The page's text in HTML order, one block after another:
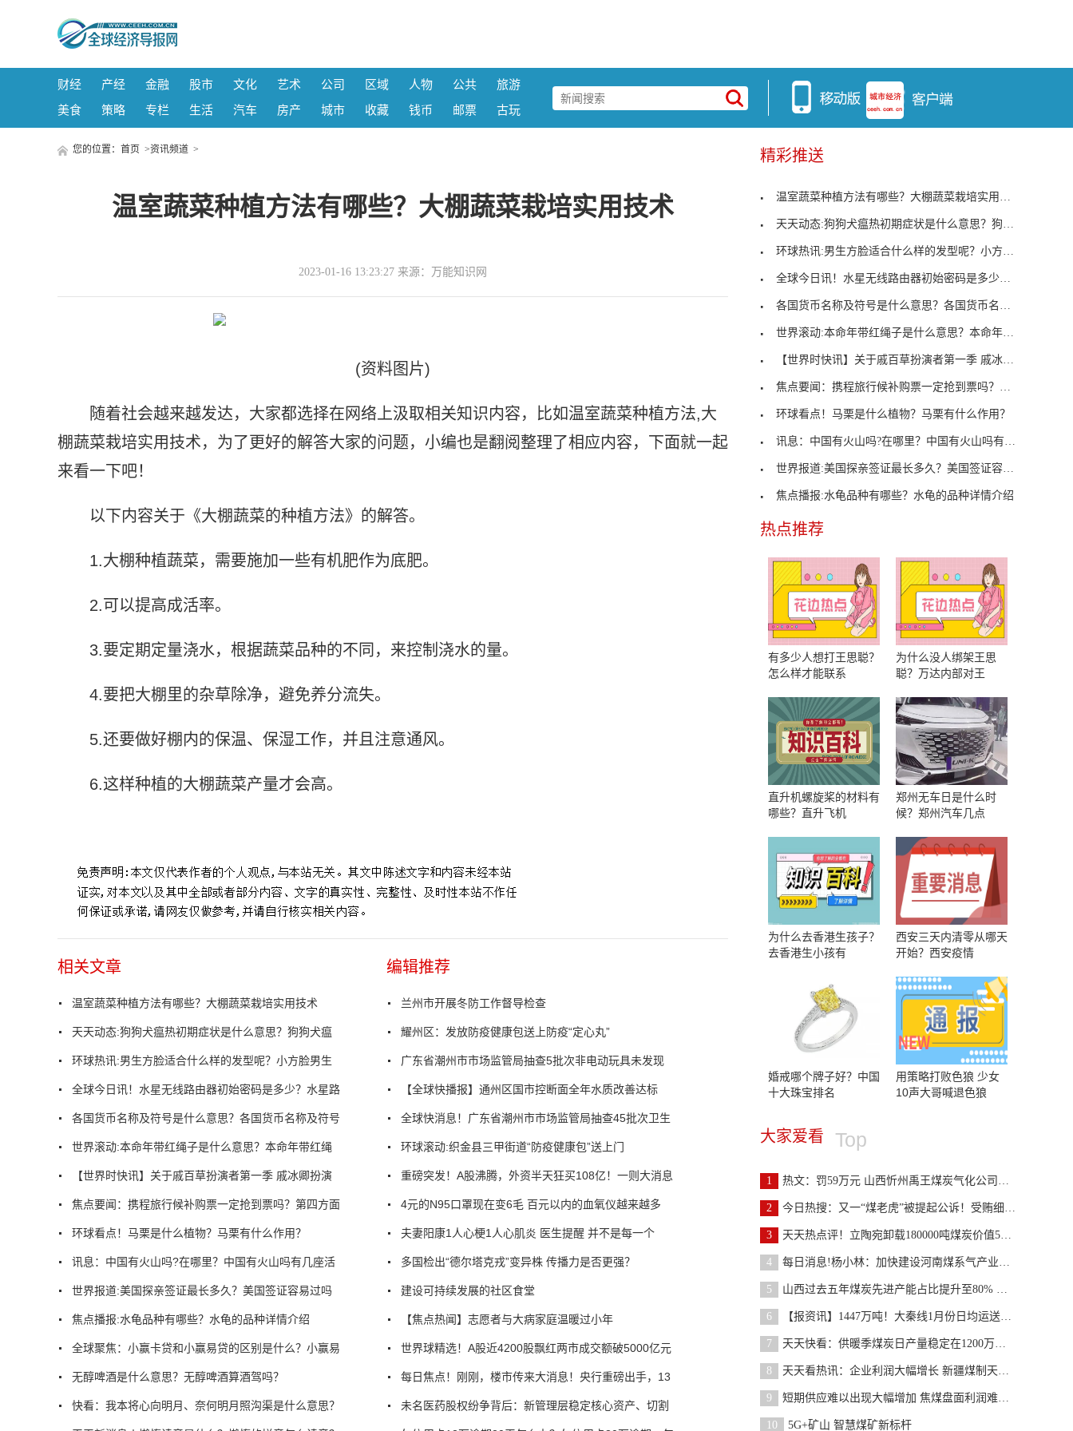
财经 产经 金融 股市 文化 艺术 公司 区域 人物 公共
旅游
美食
策略 专栏 生活 汽车 房产 城市 收藏 钱币 邮票 古玩
您的位置： 首页 >资讯频道 >
温室蔬菜种植方法有哪些？大棚蔬菜栽培实用技术
2023-01-16 13:23:27 来源：万能知识网
(资料图片)
随着社会越来越发达，大家都选择在网络上汲取相关知识内容，比如温室蔬菜种植方法,大
棚蔬菜栽培实用技术，为了更好的解答大家的问题，小编也是翻阅整理了相应内容，下面就一起
来看一下吧！
以下内容关于《大棚蔬菜的种植方法》的解答。
1.大棚种植蔬菜，需要施加一些有机肥作为底肥。
2.可以提高成活率。
3.要定期定量浇水，根据蔬菜品种的不同，来控制浇水的量。
4.要把大棚里的杂草除净，避免养分流失。
5.还要做好棚内的保温、保湿工作，并且注意通风。
6.这样种植的大棚蔬菜产量才会高。
相关文章
温室蔬菜种植方法有哪些？大棚蔬菜栽培实用技术
天天动态:狗狗犬瘟热初期症状是什么意思？狗狗犬瘟
环球热讯:男生方脸适合什么样的发型呢？小方脸男生
全球今日讯！水星无线路由器初始密码是多少？水星路
各国货币名称及符号是什么意思？各国货币名称及符号
世界滚动:本命年带红绳子是什么意思？本命年带红绳
【世界时快讯】关于戚百草扮演者第一季 戚冰卿扮演
焦点要闻：携程旅行候补购票一定抢到票吗？第四方面
环球看点！马栗是什么植物？马栗有什么作用？
讯息：中国有火山吗?在哪里？中国有火山吗有几座活
世界报道:美国探亲签证最长多久？美国签证容易过吗
焦点播报:水龟品种有哪些？水龟的品种详情介绍
全球聚焦：小赢卡贷和小赢易贷的区别是什么？小赢易
无醇啤酒是什么意思？无醇啤酒算酒驾吗？
快看：我本将心向明月、奈何明月照沟渠是什么意思？
编辑推荐
兰州市开展冬防工作督导检查
耀州区：发放防疫健康包送上防疫“定心丸”
广东省潮州市市场监管局抽查5批次非电动玩具未发现
【全球快播报】通州区国市控断面全年水质改善达标
全球快消息！广东省潮州市市场监管局抽查45批次卫生
环球滚动:织金县三甲街道“防疫健康包”送上门
重磅突发！A股沸腾，外资半天狂买108亿！一则大消息
4元的N95口罩现在变6毛 百元以内的血氧仪越来越多
夫妻阳康1人心梗1人心肌炎 医生提醒 并不是每一个
多国检出“德尔塔克戎”变异株 传播力是否更强？
建设可持续发展的社区食堂
【焦点热闻】志愿者与大病家庭温暖过小年
世界球精选！A股近4200股飘红两市成交额破5000亿元
每日焦点！刚刚，楼市传来大消息！央行重磅出手，13
未名医药股权纷争背后：新管理层稳定核心资产、切割
精彩推送
温室蔬菜种植方法有哪些？大棚蔬菜栽培实用技术
天天动态:狗狗犬瘟热初期症状是什么意思？狗狗犬瘟
环球热讯:男生方脸适合什么样的发型呢？小方脸男生
全球今日讯！水星无线路由器初始密码是多少？水星路
各国货币名称及符号是什么意思？各国货币名称及符号
世界滚动:本命年带红绳子是什么意思？本命年带红绳
【世界时快讯】关于戚百草扮演者第一季 戚冰卿扮演
焦点要闻：携程旅行候补购票一定抢到票吗？第四方面
环球看点！马栗是什么植物？马栗有什么作用？
讯息：中国有火山吗?在哪里？中国有火山吗有几座活
世界报道:美国探亲签证最长多久？美国签证容易过吗
焦点播报:水龟品种有哪些？水龟的品种详情介绍
热点推荐
有多少人想打王思聪？
怎么样才能联系
为什么没人绑架王思
聪？万达内部对王
直升机螺旋桨的材料有
哪些？直升飞机
郑州无车日是什么时
候？郑州汽车几点
为什么去香港生孩子？
去香港生小孩有
西安三天内清零从哪天
开始？西安疫情
婚戒哪个牌子好？中国
十大珠宝排名
用策略打败色狼 少女
10声大哥喊退色狼
大家爱看 Top
1 热文：罚59万元 山西忻州禹王煤炭气化公司违规排污
2 今日热搜：又一“煤老虎”被提起公诉！受贿细节遭曝
3 天天热点评！立陶宛卸载180000吨煤炭价值5400万美元
4 每日消息!杨小林：加快建设河南煤系气产业化 实现
5 山西过去五年煤炭先进产能占比提升至80% 产量达13
6 【报资讯】1447万吨！大秦线1月份日均运送煤炭120.6
7 天天快看：供暖季煤炭日产量稳定在1200万吨以上
8 天天看热讯：企业利润大幅增长 新疆煤制天然气行业
9 短期供应难以出现大幅增加 焦煤盘面利润难以走高
10 5G+矿山 智慧煤矿新标杆